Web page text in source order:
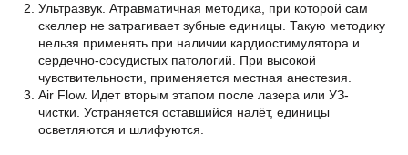
Ультразвук. Атравматичная методика, при которой сам
скеллер не затрагивает зубные единицы. Такую методику
нельзя применять при наличии кардиостимулятора и
сердечно-сосудистых патологий. При высокой
чувствительности, применяется местная анестезия.
Air Flow. Идет вторым этапом после лазера или УЗ-
чистки. Устраняется оставшийся налёт, единицы
осветляются и шлифуются.